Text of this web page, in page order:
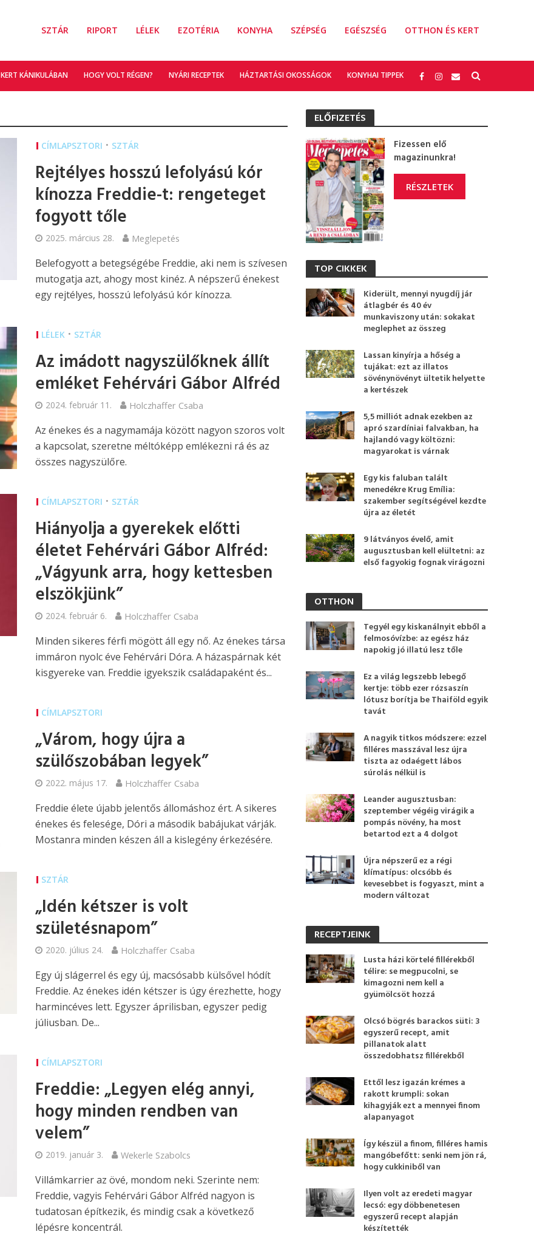
SZTÁR RIPORT LÉLEK EZOTÉRIA KONYHA SZÉPSÉG EGÉSZSÉG OTTHON ÉS KERT
KERT KÁNIKULÁBAN HOGY VOLT RÉGEN? NYÁRI RECEPTEK HÁZTARTÁSI OKOSSÁGOK KONYHAI TIPPEK
CÍMLAPSZTORI • SZTÁR
Rejtélyes hosszú lefolyású kór
kínozza Freddie-t: rengeteget
fogyott tőle
2025. március 28. Meglepetés
Belefogyott a betegségébe Freddie, aki nem is szívesen
mutogatja azt, ahogy most kinéz. A népszerű énekest
egy rejtélyes, hosszú lefolyású kór kínozza.
LÉLEK • SZTÁR
Az imádott nagyszülőknek állít
emléket Fehérvári Gábor Alfréd
2024. február 11. Holczhaffer Csaba
Az énekes és a nagymamája között nagyon szoros volt
a kapcsolat, szeretne méltóképp emlékezni rá és az
összes nagyszülőre.
CÍMLAPSZTORI • SZTÁR
Hiányolja a gyerekek előtti
életet Fehérvári Gábor Alfréd:
„Vágyunk arra, hogy kettesben
elszökjünk”
2024. február 6. Holczhaffer Csaba
Minden sikeres férfi mögött áll egy nő. Az énekes társa
immáron nyolc éve Fehérvári Dóra. A házaspárnak két
kisgyereke van. Freddie igyekszik családapaként és...
CÍMLAPSZTORI
„Várom, hogy újra a
szülőszobában legyek”
2022. május 17. Holczhaffer Csaba
Freddie élete újabb jelentős állomáshoz ért. A sikeres
énekes és felesége, Dóri a második babájukat várják.
Mostanra minden készen áll a kislegény érkezésére.
SZTÁR
„Idén kétszer is volt
születésnapom”
2020. július 24. Holczhaffer Csaba
Egy új slágerrel és egy új, macsósabb külsővel hódít
Freddie. Az énekes idén kétszer is úgy érezhette, hogy
harmincéves lett. Egyszer áprilisban, egyszer pedig
júliusban. De...
CÍMLAPSZTORI
Freddie: „Legyen elég annyi,
hogy minden rendben van
velem”
2019. január 3. Wekerle Szabolcs
Villámkarrier az övé, mondom neki. Szerinte nem:
Freddie, vagyis Fehérvári Gábor Alfréd nagyon is
tudatosan építkezik, és mindig csak a következő
lépésre koncentrál.
ELŐFIZETÉS
Fizessen elő
magazinunkra!
RÉSZLETEK
TOP CIKKEK
Kiderült, mennyi nyugdíj jár
átlagbér és 40 év
munkaviszony után: sokakat
meglephet az összeg
Lassan kinyírja a hőség a
tujákat: ezt az illatos
sövénynövényt ültetik helyette
a kertészek
5,5 milliót adnak ezekben az
apró szardíniai falvakban, ha
hajlandó vagy költözni:
magyarokat is várnak
Egy kis faluban talált
menedékre Krug Emília:
szakember segítségével kezdte
újra az életét
9 látványos évelő, amit
augusztusban kell elültetni: az
első fagyokig fognak virágozni
OTTHON
Tegyél egy kiskanálnyit ebből a
felmosóvízbe: az egész ház
napokig jó illatú lesz tőle
Ez a világ legszebb lebegő
kertje: több ezer rózsaszín
lótusz borítja be Thaiföld egyik
tavát
A nagyik titkos módszere: ezzel
filléres masszával lesz újra
tiszta az odaégett lábos
súrolás nélkül is
Leander augusztusban:
szeptember végéig virágik a
pompás növény, ha most
betartod ezt a 4 dolgot
Újra népszerű ez a régi
klímatípus: olcsóbb és
kevesebbet is fogyaszt, mint a
modern változat
RECEPTJEINK
Lusta házi körtelé fillérekből
télire: se megpucolni, se
kimagozni nem kell a
gyümölcsöt hozzá
Olcsó bögrés barackos süti: 3
egyszerű recept, amit
pillanatok alatt
összedobhatsz fillérekből
Ettől lesz igazán krémes a
rakott krumpli: sokan
kihagyják ezt a mennyei finom
alapanyagot
Így készül a finom, filléres hamis
mangóbefőtt: senki nem jön rá,
hogy cukkiniből van
Ilyen volt az eredeti magyar
lecsó: egy döbbenetesen
egyszerű recept alapján
készítették